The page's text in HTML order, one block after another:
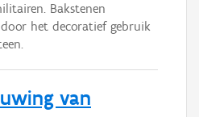
Bakstenen
door het decoratief gebruik
van